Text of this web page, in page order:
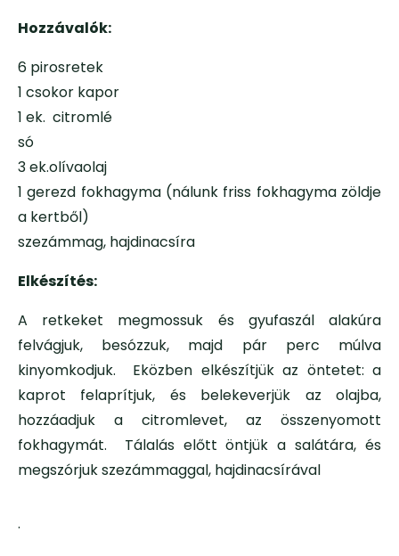
Hozzávalók:
6 pirosretek
1 csokor kapor
1 ek. citromlé
só
3 ek.olívaolaj
1 gerezd fokhagyma (nálunk friss fokhagyma zöldje
a kertből)
szezámmag, hajdinacsíra
Elkészítés:
A retkeket megmossuk és gyufaszál alakúra
felvágjuk, besózzuk, majd pár perc múlva
kinyomkodjuk. Eközben elkészítjük az öntetet: a
kaprot felaprítjuk, és belekeverjük az olajba,
hozzáadjuk a citromlevet, az összenyomott
fokhagymát. Tálalás előtt öntjük a salátára, és
megszórjuk szezámmaggal, hajdinacsírával
.